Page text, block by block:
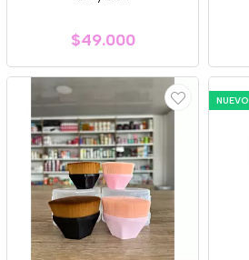
$49.000
NUEVO